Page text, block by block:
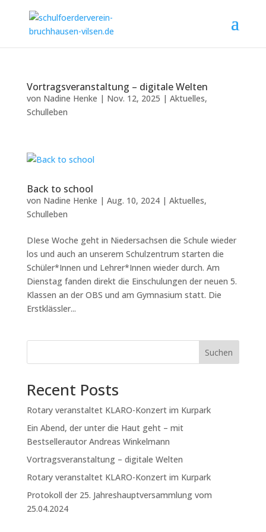
Vortragsveranstaltung – digitale Welten
von Nadine Henke | Nov. 12, 2025 | Aktuelles,
Schulleben
Back to school
von Nadine Henke | Aug. 10, 2024| Aktuelles,
Schulleben
DIese Woche geht in Niedersachsen die Schule wieder
los und auch an unserem Schulzentrum starten die
Schüler*Innen und Lehrer*Innen wieder durch. Am
Dienstag fanden direkt die Einschulungen der neuen 5.
Klassen an der OBS und am Gymnasium statt. Die
Erstklässler...
Suchen
Recent Posts
Rotary veranstaltet KLARO-Konzert im Kurpark
Ein Abend, der unter die Haut geht – mit
Bestsellerautor Andreas Winkelmann
Vortragsveranstaltung – digitale Welten
Rotary veranstaltet KLARO-Konzert im Kurpark
Protokoll der 25. Jahreshauptversammlung vom
25.04.2024